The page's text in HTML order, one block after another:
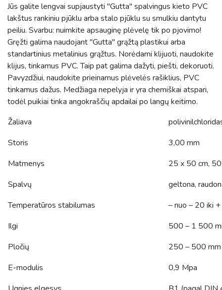
Jūs galite lengvai supjaustyti "Gutta" spalvingus kieto PVC
lakštus rankiniu pjūklu arba stalo pjūklu su smulkiu dantytu
peiliu. Svarbu: nuimkite apsauginę plėvelę tik po pjovimo!
Gręžti galima naudojant "Gutta" grąžtą plastikui arba
standartinius metalinius grąžtus. Norėdami klijuoti, naudokite
klijus, tinkamus PVC. Taip pat galima dažyti, piešti, dekoruoti.
Pavyzdžiui, naudokite prieinamus plėvelės rašiklius, PVC
tinkamus dažus. Medžiaga nepelyja ir yra chemiškai atspari,
todėl puikiai tinka angokraščių apdailai po langų keitimo.
Žaliava
Storis
3,00 mm
Matmenys
25 x 50 cm,
Spalvų
geltona,
Temperatūros stabilumas
– nuo – 20 iki
Ilgi
500 – 1 500
Pločių
250 – 500 mm
E-modulis
0,9 Mpa